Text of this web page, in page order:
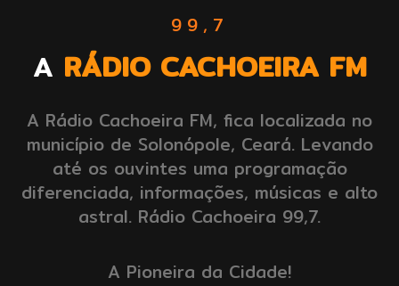
99,7
A RÁDIO CACHOEIRA FM
A Rádio Cachoeira FM, fica localizada no
município de Solonópole, Ceará. Levando
até os ouvintes uma programação
diferenciada, informações, músicas e alto
astral. Rádio Cachoeira 99,7.
A Pioneira da Cidade!